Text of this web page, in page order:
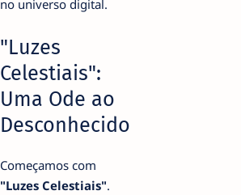
no universo digital.
"Luzes
Celestiais":
Uma Ode ao
Desconhecido
Começamos com
"Luzes Celestiais".